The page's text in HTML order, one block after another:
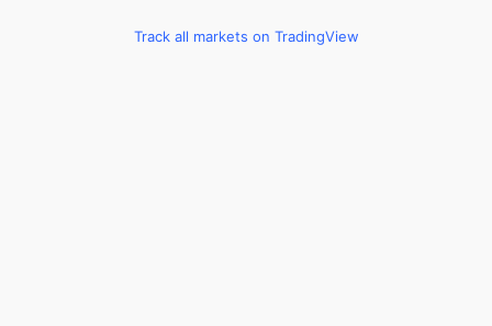
Track all markets on TradingView